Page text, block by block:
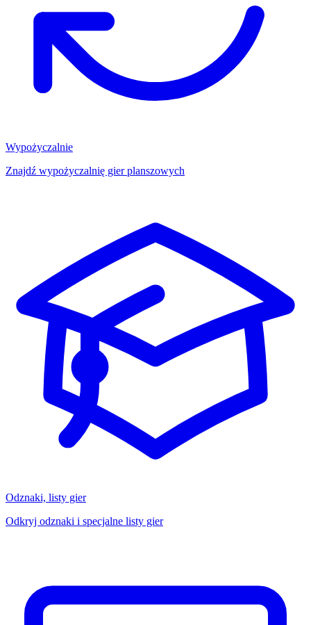
Wypożyczalnie
Znajdź wypożyczalnię gier planszowych
Odznaki, listy gier
Odkryj odznaki i specjalne listy gier